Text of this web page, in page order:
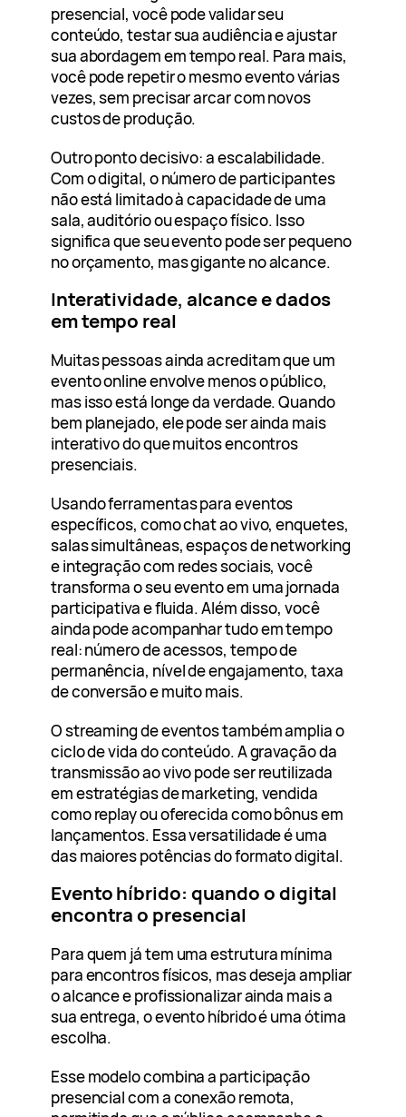
presencial, você pode validar seu
conteúdo, testar sua audiência e ajustar
sua abordagem em tempo real. Para mais,
você pode repetir o mesmo evento várias
vezes, sem precisar arcar com novos
custos de produção.
Outro ponto decisivo: a escalabilidade.
Com o digital, o número de participantes
não está limitado à capacidade de uma
sala, auditório ou espaço físico. Isso
significa que seu evento pode ser pequeno
no orçamento, mas gigante no alcance.
Interatividade, alcance e dados
em tempo real
Muitas pessoas ainda acreditam que um
evento online envolve menos o público,
mas isso está longe da verdade. Quando
bem planejado, ele pode ser ainda mais
interativo do que muitos encontros
presenciais.
Usando ferramentas para eventos
específicos, como chat ao vivo, enquetes,
salas simultâneas, espaços de networking
e integração com redes sociais, você
transforma o seu evento em uma jornada
participativa e fluida. Além disso, você
ainda pode acompanhar tudo em tempo
real: número de acessos, tempo de
permanência, nível de engajamento, taxa
de conversão e muito mais.
O streaming de eventos também amplia o
ciclo de vida do conteúdo. A gravação da
transmissão ao vivo pode ser reutilizada
em estratégias de marketing, vendida
como replay ou oferecida como bônus em
lançamentos. Essa versatilidade é uma
das maiores potências do formato digital.
Evento híbrido: quando o digital
encontra o presencial
Para quem já tem uma estrutura mínima
para encontros físicos, mas deseja ampliar
o alcance e profissionalizar ainda mais a
sua entrega, o evento híbrido é uma ótima
escolha.
Esse modelo combina a participação
presencial com a conexão remota,